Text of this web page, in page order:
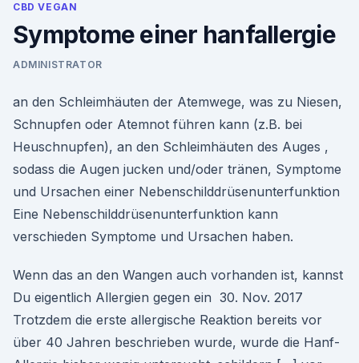
CBD VEGAN
Symptome einer hanfallergie
ADMINISTRATOR
an den Schleimhäuten der Atemwege, was zu Niesen,
Schnupfen oder Atemnot führen kann (z.B. bei
Heuschnupfen), an den Schleimhäuten des Auges ,
sodass die Augen jucken und/oder tränen, Symptome
und Ursachen einer Nebenschilddrüsenunterfunktion
Eine Nebenschilddrüsenunterfunktion kann
verschieden Symptome und Ursachen haben.
Wenn das an den Wangen auch vorhanden ist, kannst
Du eigentlich Allergien gegen ein 30. Nov. 2017
Trotzdem die erste allergische Reaktion bereits vor
über 40 Jahren beschrieben wurde, wurde die Hanf-